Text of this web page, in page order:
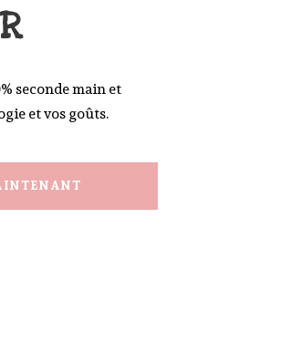
seconde main et
et vos goûts.